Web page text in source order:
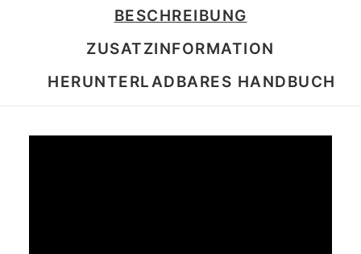
BESCHREIBUNG
ZUSATZINFORMATION
HERUNTERLADBARES HANDBUCH